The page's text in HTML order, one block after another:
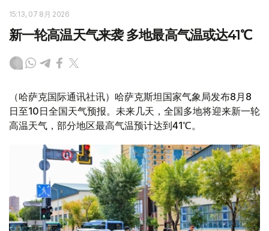
15:13, 07 8月 2026
新一轮高温天气来袭 多地最高气温或达41℃
（哈萨克国际通讯社讯）哈萨克斯坦国家气象局发布8月8
日至10日全国天气预报。未来几天，全国多地将迎来新一轮
高温天气，部分地区最高气温预计达到41℃。